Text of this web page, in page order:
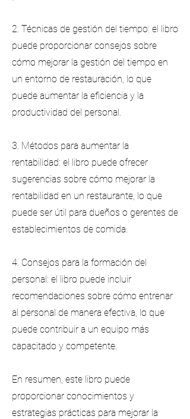
2. Técnicas de gestión del tiempo: el libro
puede proporcionar consejos sobre
cómo mejorar la gestión del tiempo en
un entorno de restauración, lo que
puede aumentar la eficiencia y la
productividad del personal.
3. Métodos para aumentar la
rentabilidad: el libro puede ofrecer
sugerencias sobre cómo mejorar la
rentabilidad en un restaurante, lo que
puede ser útil para dueños o gerentes de
establecimientos de comida.
4. Consejos para la formación del
personal: el libro puede incluir
recomendaciones sobre cómo entrenar
al personal de manera efectiva, lo que
puede contribuir a un equipo más
capacitado y competente.
En resumen, este libro puede
proporcionar conocimientos y
estrategias prácticas para mejorar la